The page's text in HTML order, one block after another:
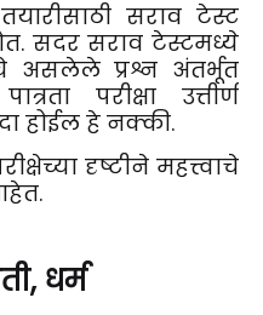
तयारीसाठी सराव टेस्ट
सदर सराव टेस्टमध्ये
असलेले प्रश्न अंतर्भूत
परीक्षा उत्तीर्ण
होईल हे नक्की.
दृष्टीने महत्त्वाचे
धर्म